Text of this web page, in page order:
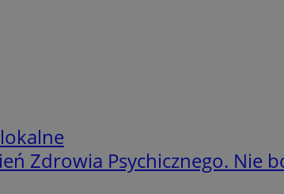
Zdrowia Psychicznego. Nie